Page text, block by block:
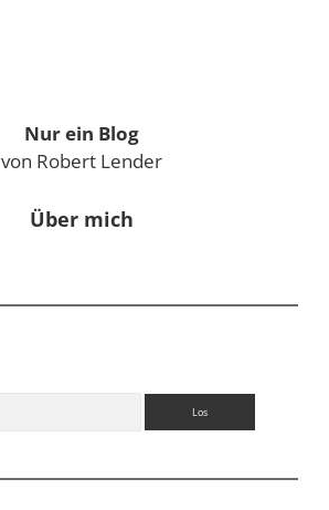
Nur ein Blog
von Robert Lender
Über mich